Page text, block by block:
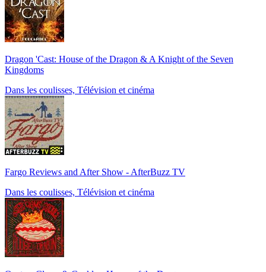
Dragon 'Cast: House of the Dragon & A Knight of the Seven
Kingdoms
Dans les coulisses, Télévision et cinéma
Fargo Reviews and After Show - AfterBuzz TV
Dans les coulisses, Télévision et cinéma